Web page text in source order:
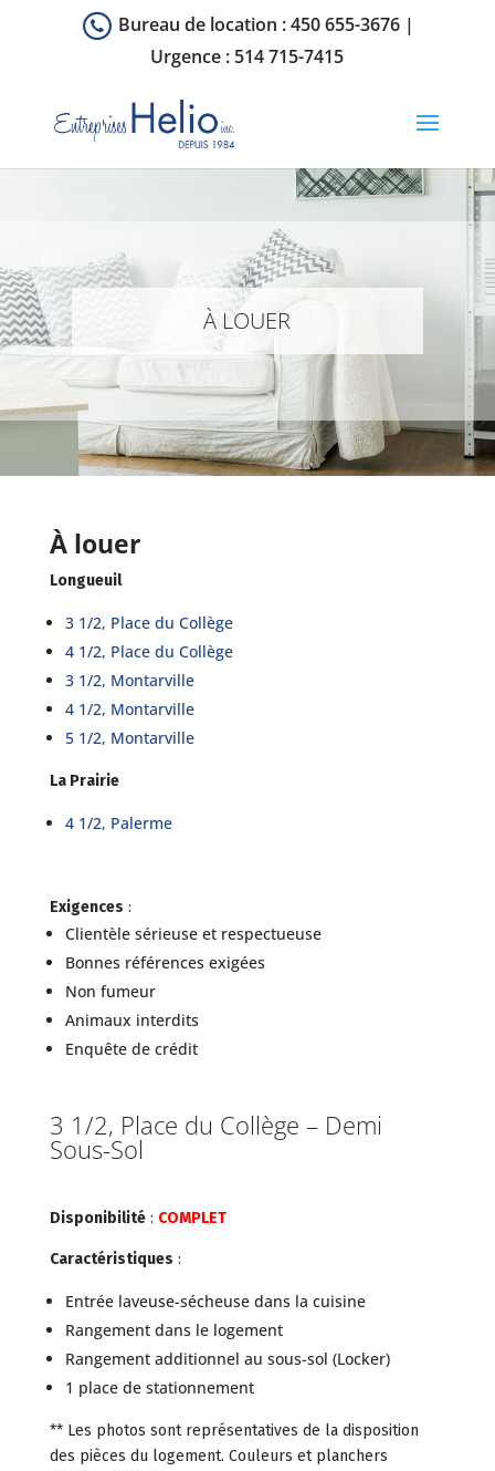
Bureau de location :450 655-3676|
Urgence : 514 715-7415
À LOUER
À louer
Longueuil
3 1/2, Place du Collège
4 1/2, Place du Collège
3 1/2, Montarville
4 1/2, Montarville
5 1/2, Montarville
La Prairie
4 1/2, Palerme
Exigences :
Clientèle sérieuse et respectueuse
Bonnes références exigées
Non fumeur
Animaux interdits
Enquête de crédit
3 1/2, Place du Collège – Demi
Sous-Sol
Disponibilité: COMPLET
Caractéristiques :
Entrée laveuse-sécheuse dans la cuisine
Rangement dans le logement
Rangement additionnel au sous-sol (Locker)
1 place de stationnement
** Les photos sont représentatives de la disposition
des pièces du logement. Couleurs et planchers